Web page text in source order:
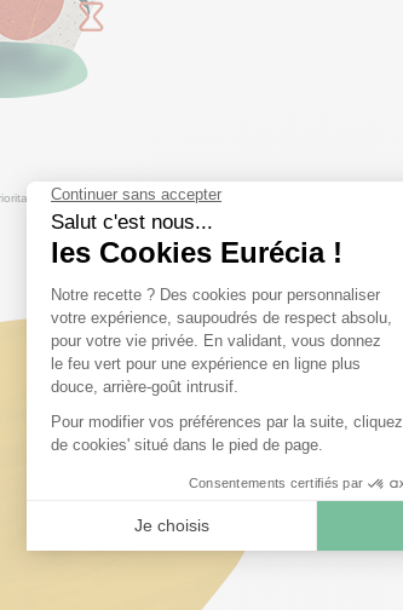
et urgents pour gagner en sérénité.